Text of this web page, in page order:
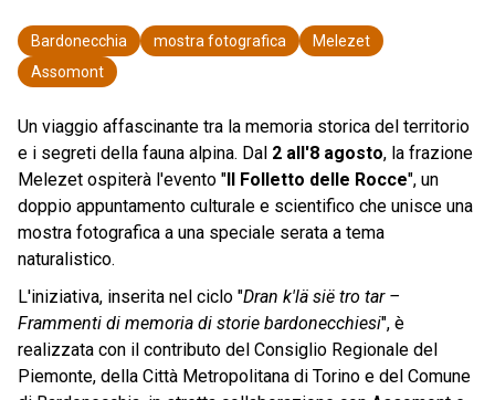
Bardonecchia mostra fotografica
Melezet
Assomont
Un viaggio affascinante tra la memoria storica del territorio
e i segreti della fauna alpina. Dal 2 all'8 agosto, la frazione
Melezet ospiterà l'evento "Il Folletto delle Rocce", un
doppio appuntamento culturale e scientifico che unisce una
mostra fotografica a una speciale serata a tema
naturalistico.
L'iniziativa, inserita nel ciclo "Dran k'lä sië tro tar –
Frammenti di memoria di storie bardonecchiesi", è
realizzata con il contributo del Consiglio Regionale del
Piemonte, della Città Metropolitana di Torino e del Comune